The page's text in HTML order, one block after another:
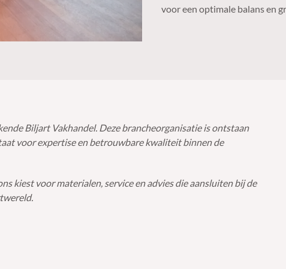
voor een optimale balans en
Biljart Vakhandel. Deze brancheorganisatie is ontstaan
voor expertise en betrouwbare kwaliteit binnen de
kiest voor materialen, service en advies die aansluiten bij de